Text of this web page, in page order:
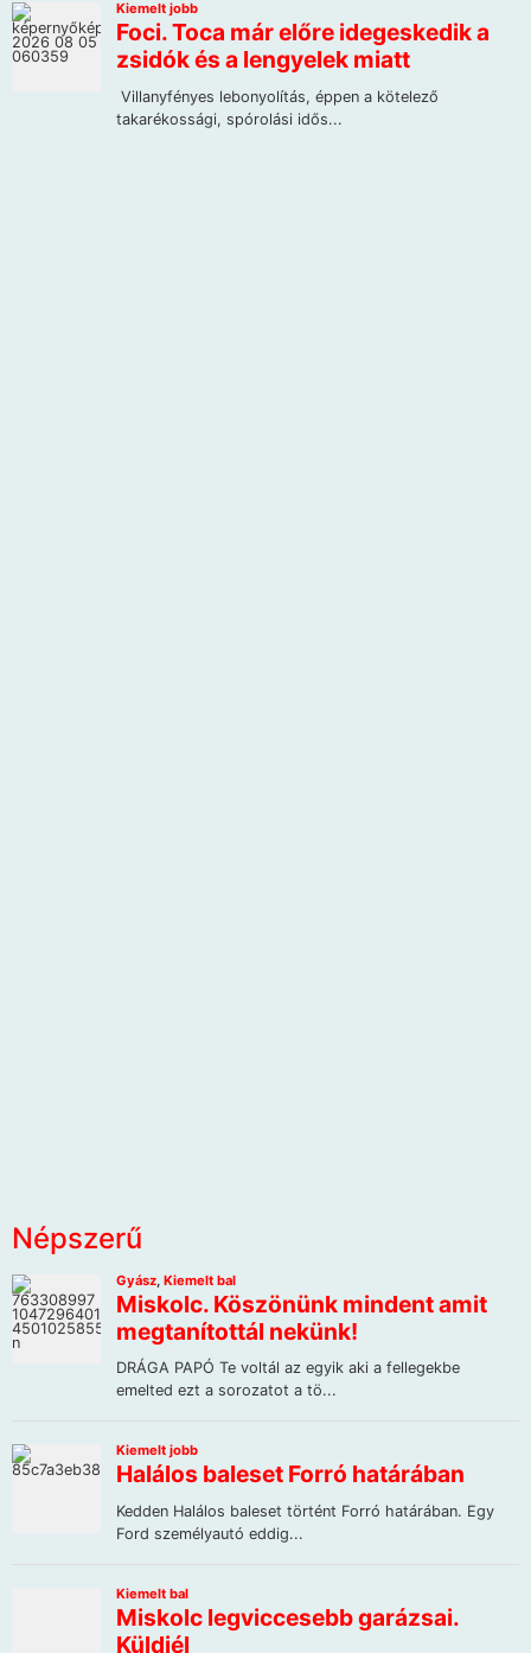
Népszerű